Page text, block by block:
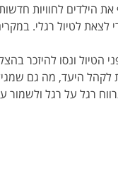
הילדים לחוויות
לטיול רגלי.
הטיול ונסו
לקהל היעד, מה גם
רגל על רגל